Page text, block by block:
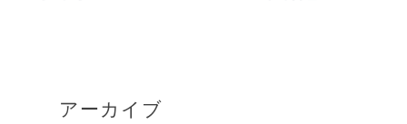
アーカイブ